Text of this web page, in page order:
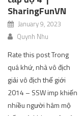
SharingFunVN
January 9, 2023
Quynh Nhu
Rate this post Trong
quá khứ, nhà vô địch
giải vô địch thế giới
2014 – SSW imp khiến
nhiều người hâm mộ